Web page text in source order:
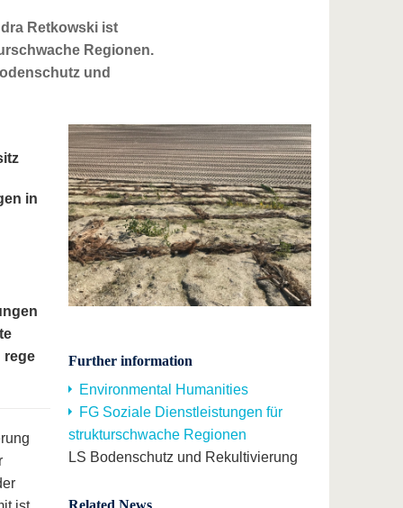
Retkowski ist
Regionen.
und
in
rege
Further information
Environmental Humanities
FG Soziale Dienstleistungen für
strukturschwache Regionen
LS Bodenschutz und Rekultivierung